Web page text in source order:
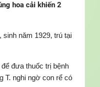
hoa cải khiến 2
năm 1929, trú tại
đưa thuốc trị bệnh
T. nghi ngờ con rể có